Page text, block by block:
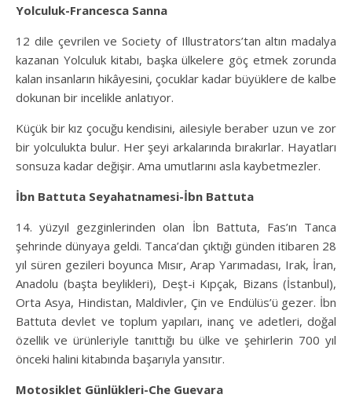
Yolculuk-Francesca Sanna
12 dile çevrilen ve Society of Illustrators’tan altın madalya
kazanan Yolculuk kitabı, başka ülkelere göç etmek zorunda
kalan insanların hikâyesini, çocuklar kadar büyüklere de kalbe
dokunan bir incelikle anlatıyor.
Küçük bir kız çocuğu kendisini, ailesiyle beraber uzun ve zor
bir yolculukta bulur. Her şeyi arkalarında bırakırlar. Hayatları
sonsuza kadar değişir. Ama umutlarını asla kaybetmezler.
İbn Battuta Seyahatnamesi-İbn Battuta
14. yüzyıl gezginlerinden olan İbn Battuta, Fas’ın Tanca
şehrinde dünyaya geldi. Tanca’dan çıktığı günden itibaren 28
yıl süren gezileri boyunca Mısır, Arap Yarımadası, Irak, İran,
Anadolu (başta beylikleri), Deşt-i Kıpçak, Bizans (İstanbul),
Orta Asya, Hindistan, Maldivler, Çin ve Endülüs’ü gezer. İbn
Battuta devlet ve toplum yapıları, inanç ve adetleri, doğal
özellik ve ürünleriyle tanıttığı bu ülke ve şehirlerin 700 yıl
önceki halini kitabında başarıyla yansıtır.
Motosiklet Günlükleri-Che Guevara